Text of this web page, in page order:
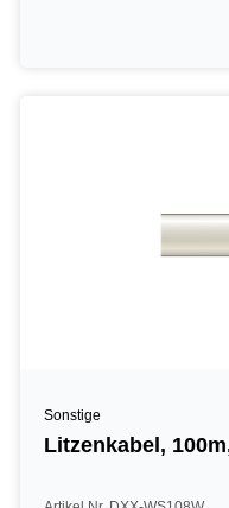
Sonstige
Litzenkabel,